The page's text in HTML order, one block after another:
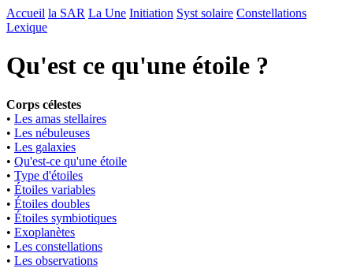
Accueil la SAR La Une Initiation Syst solaire Constellations
Lexique
Qu'est ce qu'une étoile ?
Corps célestes
• Les amas stellaires
• Les nébuleuses
• Les galaxies
• Qu'est-ce qu'une étoile
• Type d'étoiles
• Étoiles variables
• Étoiles doubles
• Étoiles symbiotiques
• Exoplanètes
• Les constellations
• Les observations